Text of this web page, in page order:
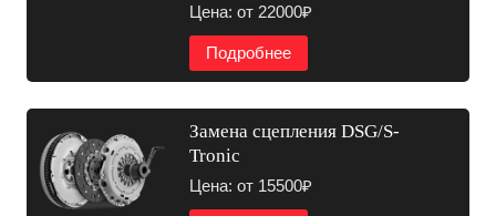
Цена: от 22000₽
Подробнее
Замена сцепления DSG/S-
Tronic
Цена: от 15500₽